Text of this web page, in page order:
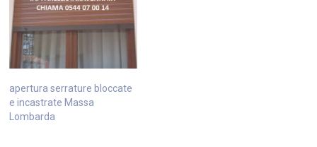
apertura serrature bloccate
e incastrate Massa
Lombarda